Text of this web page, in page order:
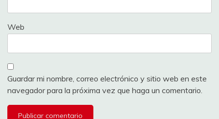
Web
Guardar mi nombre, correo electrónico y sitio web en este
navegador para la próxima vez que haga un comentario.